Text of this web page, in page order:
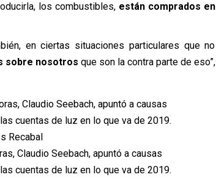
los combustibles, están comprados en
en ciertas situaciones particulares que no
sobre nosotros que son la contra parte de eso”,
Claudio Seebach, apuntó a causas
cuentas de luz en lo que va de 2019.